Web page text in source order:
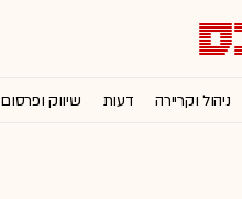
ניהול וקריירה דעות שיווק ופרסום